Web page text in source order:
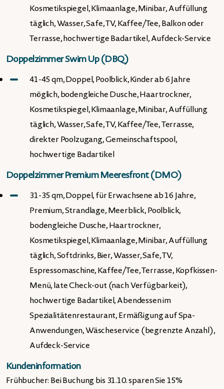
Kosmetikspiegel, Klimaanlage, Minibar, Auffüllung
täglich, Wasser, Safe, TV, Kaffee/Tee, Balkon oder
Terrasse, hochwertige Badartikel, Aufdeck-Service
Doppelzimmer Swim Up (DBQ)
41-45 qm, Doppel, Poolblick, Kinder ab 6 Jahre
möglich, bodengleiche Dusche, Haartrockner,
Kosmetikspiegel, Klimaanlage, Minibar, Auffüllung
täglich, Wasser, Safe, TV, Kaffee/Tee, Terrasse,
direkter Poolzugang, Gemeinschaftspool,
hochwertige Badartikel
Doppelzimmer Premium Meeresfront (DMO)
31-35 qm, Doppel, für Erwachsene ab 16 Jahre,
Premium, Strandlage, Meerblick, Poolblick,
bodengleiche Dusche, Haartrockner,
Kosmetikspiegel, Klimaanlage, Minibar, Auffüllung
täglich, Softdrinks, Bier, Wasser, Safe, TV,
Espressomaschine, Kaffee/Tee, Terrasse, Kopfkissen-
Menü, late Check-out (nach Verfügbarkeit),
hochwertige Badartikel, Abendessen im
Spezialitätenrestaurant, Ermäßigung auf Spa-
Anwendungen, Wäscheservice (begrenzte Anzahl),
Aufdeck-Service
Kundeninformation
Frühbucher: Bei Buchung bis 31.10. sparen Sie 15%